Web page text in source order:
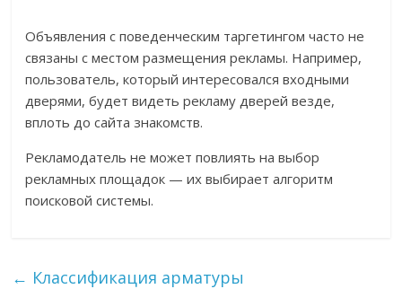
Объявления с поведенческим таргетингом часто не
связаны с местом размещения рекламы. Например,
пользователь, который интересовался входными
дверями, будет видеть рекламу дверей везде,
вплоть до сайта знакомств.
Рекламодатель не может повлиять на выбор
рекламных площадок — их выбирает алгоритм
поисковой системы.
← Классификация арматуры